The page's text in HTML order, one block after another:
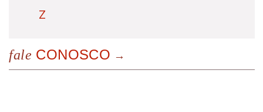
Z
fale CONOSCO